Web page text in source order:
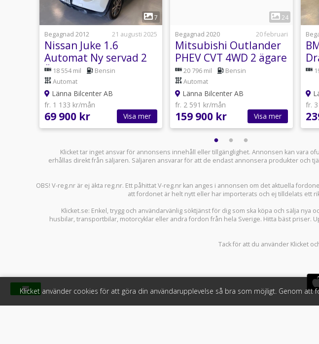
1
7
Begagnad 2012
21 augusti 2025
Nissan Juke 1.6
Automat Ny servad 2
Ägare Låg års 117hk
SoV
18 554 mil
Bensin
Automat
Länna Bilcenter AB
fr. 1 133 kr/mån
69 900 kr Visa mer
24
Begagnad 2020
20 februari
Mitsubishi Outlander
PHEV CVT 4WD 2 ägare
Business Skinn Navi
360 PDC SoV
20 796 mil
Bensin
Automat
Länna Bilcenter AB
fr. 2 591 kr/mån
159 900 kr Visa mer
fr.
Klicket tar inget ansvar för annonsens innehåll eller tillgänglighet. Annonsen kan vara
erhållas direkt från säljaren. Säljaren ansvarar för att de endast annonsera produkter och
OBS! V-reg.nr är ej äkta reg.nr. Ett påhittat V-reg.nr kan anges i annonsen om det aktuella
att fordonet är helt nytt eller har importerats och ej tilldelats ett
Klicket.se: Enkel, trygg och användarvänlig söktjänst för dig som ska köpa och sälja nya
husbilar,transportbilar, motorcyklar eller andra fordon från hela Sverige. Hitta bäst priser.
Tack för att du använder Klicket
Klicket använder cookies för att göra din användarupplevelse så bra som möjligt. Genom